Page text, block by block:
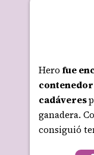
Hero fue
cadáveres
ganadera.
consiguió